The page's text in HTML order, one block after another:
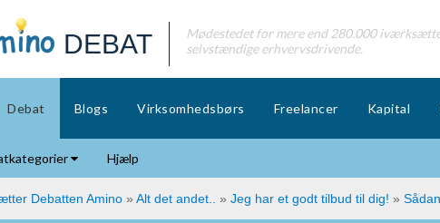
DEBAT
Mødestedet for mere end 280.000
selvstændige erhvervsdrivende.
Debat Blogs Virksomhedsbørs Freelancer Kapital
Hjælp
Debatten Amino » Alt det andet.. » Jeg har et godt tilbud til dig! »